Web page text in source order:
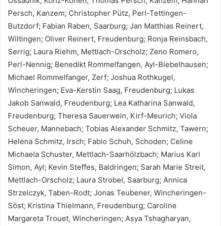
Persch, Kanzem; Christopher Pütz, Perl-Tettingen-
Butzdorf; Fabian Raben, Saarburg; Jan Matthias Reinert,
Wiltingen; Oliver Reinert, Freudenburg; Ronja Reinsbach,
Serrig; Laura Riehm, Mettlach-Orscholz; Zeno Romero,
Perl-Nennig; Benedikt Rommelfangen, Ayl-Biebelhausen;
Michael Rommelfanger, Zerf; Joshua Rothkugel,
Wincheringen; Eva-Kerstin Saag, Freudenburg; Lukas
Jakob Sanwald, Freudenburg; Lea Katharina Sanwald,
Freudenburg; Theresa Sauerwein, Kirf-Meurich; Viola
Scheuer, Mannebach; Tobias Alexander Schmitz, Tawern;
Helena Schmitz, Irsch; Fabio Schuh, Schoden; Celine
Michaela Schuster, Mettlach-Saarhölzbach; Marius Karl
Simon, Ayl; Kevin Steffes, Baldringen; Sarah Marie Streit,
Mettlach-Orscholz; Laura Strobel, Saarburg; Annica
Strzelczyk, Taben-Rodt; Jonas Teubener, Wincheringen-
Söst; Kristina Thielmann, Freudenburg; Caroline
Margareta Trouet, Wincheringen; Asya Tshagharyan,